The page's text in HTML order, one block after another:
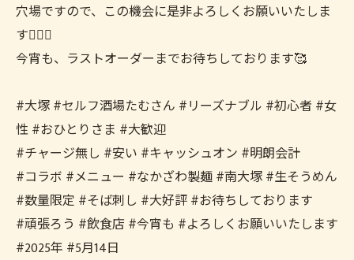
穴場ですので、この機会に是非よろしくお願いいたしま
す🙇🏻‍♀️
今宵も、ラストオーダーまでお待ちしております🥰
#大塚 #セルフ酒場たむさん #リーズナブル #初心者 #女
性 #おひとりさま #大歓迎
#チャージ無し #安い #キャッシュオン #明朗会計
#コラボ #メニュー #なかざわ製麺 #南大塚 #生そうめん
#数量限定 #そば刺し #大好評 #お待ちしております
#頑張ろう #飲食店 #今宵も #よろしくお願いいたします
#2025年 #5月14日